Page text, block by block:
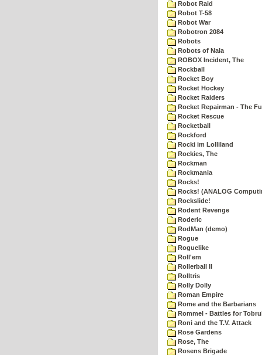
Robot Raid
Robot T-58
Robot War
Robotron 2084
Robots
Robots of Nala
ROBOX Incident, The
Rockball
Rocket Boy
Rocket Hockey
Rocket Raiders
Rocket Repairman - The
Rocket Rescue
Rocketball
Rockford
Rocki im Lolliland
Rockies, The
Rockman
Rockmania
Rocks!
Rocks! (ANALOG
Rockslide!
Rodent Revenge
Roderic
RodMan (demo)
Rogue
Roguelike
Roll'em
Rollerball II
Rolltris
Rolly Dolly
Roman Empire
Rome and the Barbarians
Rommel - Battles for
Roni and the T.V. Attack
Rose Gardens
Rose, The
Rosens Brigade